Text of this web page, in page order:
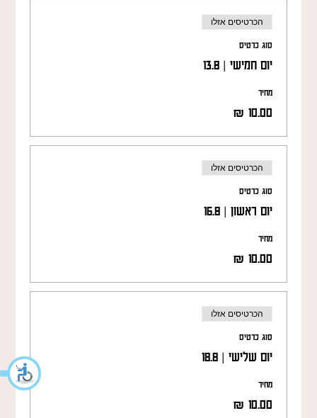
הכרטיסים אזלו
סוג כרטיס
יום חמישי | 13.8
מחיר
הכרטיסים אזלו
סוג כרטיס
יום ראשון | 16.8
מחיר
הכרטיסים אזלו
סוג כרטיס
יום שלישי | 18.8
מחיר